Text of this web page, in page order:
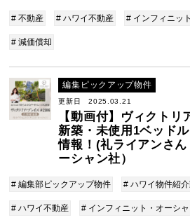
# 不動産 # ハワイ不動産 # インフィニッ
# 減価償却
編集ピックアップ物件
更新日 2025.03.21
【動画付】ヴィクト
新築・未使用1ベッド
情報！(礼ライアンさ
ーシャン社）
# 編集部ピックアップ物件 # ハワイ物件紹
# ハワイ不動産 # インフィニット・オーシ